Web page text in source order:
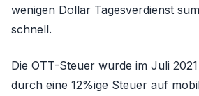
wenigen Dollar Tagesverdienst
schnell.
Die OTT-Steuer wurde im Juli
durch eine 12%ige Steuer auf